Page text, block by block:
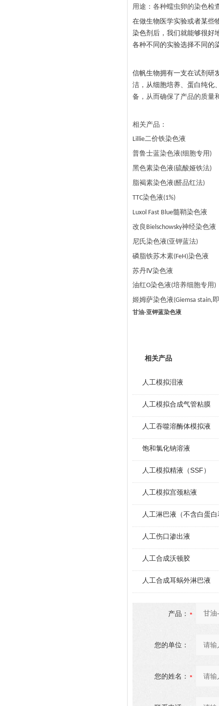
用途：各种蠕虫卵的染色检
在做生物医学实验或者某些
染色剂后，我们就能够很好
各种不同的实验选择不同的
信帆生物拥有一支在试剂研
洁，从细胞培养、蛋白纯化
备，从而确保了产品的质量
相关产品：
Lillie二价铁染色液
普鲁士蓝染色液(细胞专用 )
黑色素染色液(硫酸娅铁法)
脂褐素染色液(醛品红法)
TTC染色液(1%)
Luxol Fast Blue髓鞘染色液
改良 Bielschowsky神经染色液
尼氏染色液(亚钾蓝法)
磷脂铁苏木素(FeH)染色液
苏丹 Ⅳ染色液
油红O染色液(培养细胞专用 )
姬姆萨染色液(Giemsa stain,
甘油-亚钾蓝染色液
相关产品
人工模拟泪液
人工模拟合成气管粘膜
人工吞噬溶酶体模拟液
饱和氯化钠溶液
人工模拟精液（SSF）
人工模拟宫颈粘液
人工淋巴液（不含白蛋
人工伤口渗出液
人工合成沃顿胶
人工合成耳蜗外淋巴液
产品：
您的单位：
您的姓名：